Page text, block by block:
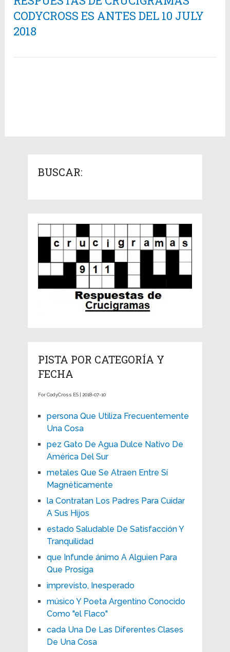
CODYCROSS ES ANTES DEL 10 JULY
2018
BUSCAR:
PISTA POR CATEGORÍA Y
FECHA
For CodyCross ES | 2018-07-10
persona Que Utiliza Frecuentemente
Una Cosa
pez Gato De Agua Dulce Nativo De
América Del Sur
metales Que Se Atraen Entre Sí
Magnéticamente
la Contratan Los Padres Para Cuidar
A Sus Hijos
estado Saludable De Satisfacción Y
Tranquilidad
que Infunde ánimo A Alguien Para
Que Prosiga
imprevisto, Inesperado
músico Y Poeta Argentino Conocido
Como "el Flaco"
cada Una De Las Diferentes Clases
De Una Cosa